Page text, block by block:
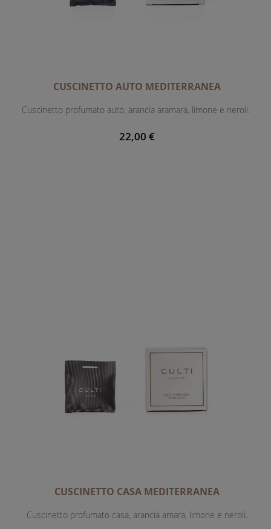
CUSCINETTO AUTO MEDITERRANEA
Cuscinetto profumato auto, arancia aramara, limone e neroli.
22,00 €
CUSCINETTO CASA MEDITERRANEA
Cuscinetto profumato casa, arancia amara, limone e neroli.